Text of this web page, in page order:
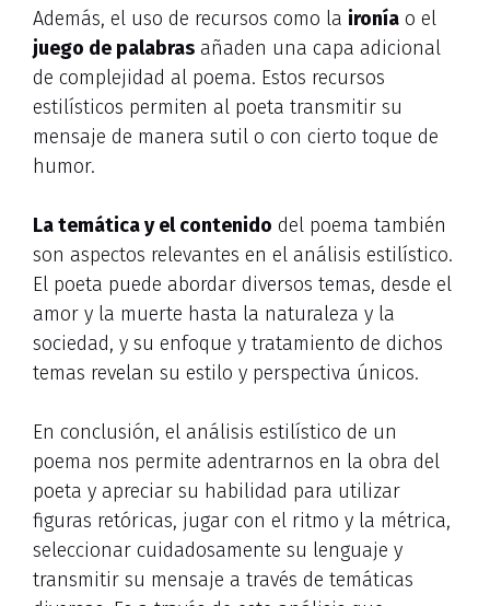
Además, el uso de recursos como la ironía o el
juego de palabras añaden una capa adicional
de complejidad al poema. Estos recursos
estilísticos permiten al poeta transmitir su
mensaje de manera sutil o con cierto toque de
humor.
La temática y el contenido del poema también
son aspectos relevantes en el análisis estilístico.
El poeta puede abordar diversos temas, desde el
amor y la muerte hasta la naturaleza y la
sociedad, y su enfoque y tratamiento de dichos
temas revelan su estilo y perspectiva únicos.
En conclusión, el análisis estilístico de un
poema nos permite adentrarnos en la obra del
poeta y apreciar su habilidad para utilizar
figuras retóricas, jugar con el ritmo y la métrica,
seleccionar cuidadosamente su lenguaje y
transmitir su mensaje a través de temáticas